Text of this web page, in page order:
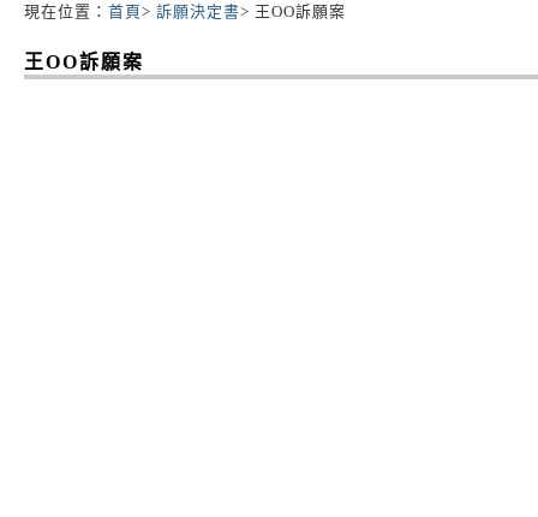
現在位置： 首頁> 訴願決定書> 王OO訴願案
王OO訴願案